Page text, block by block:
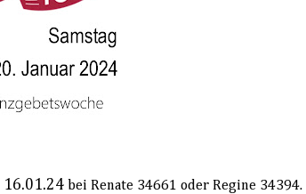
16.01.24 bei Renate 34661 oder Regine 34394.